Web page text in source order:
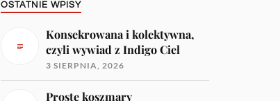
OSTATNIE WPISY
Konsekrowana i kolektywna,
czyli wywiad z Indigo Ciel
3 SIERPNIA, 2026
Proste koszmary